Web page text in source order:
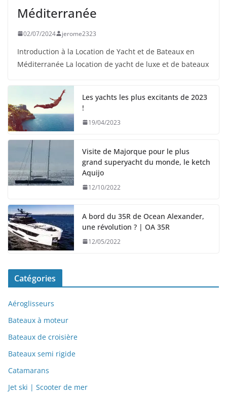
Méditerranée
02/07/2024 jerome2323
Introduction à la Location de Yacht et de Bateaux en
Méditerranée La location de yacht de luxe et de bateaux
Les yachts les plus excitants de 2023
!
19/04/2023
Visite de Majorque pour le plus
grand superyacht du monde, le ketch
Aquijo
12/10/2022
A bord du 35R de Ocean Alexander,
une révolution ? | OA 35R
12/05/2022
Catégories
Aéroglisseurs
Bateaux à moteur
Bateaux de croisière
Bateaux semi rigide
Catamarans
Jet ski | Scooter de mer